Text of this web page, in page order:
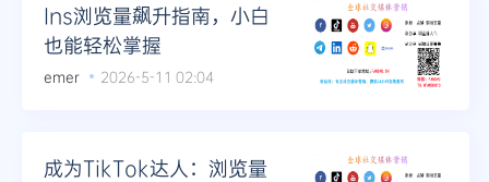
Ins浏览量飙升指南，小白
也能轻松掌握
emer 2026-5-11 02:04
成为TikTok达人：浏览量